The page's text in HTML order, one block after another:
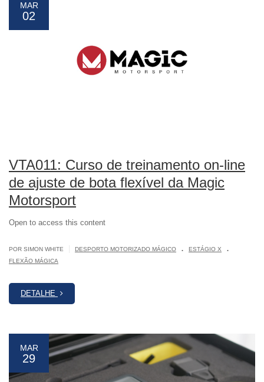
MAR
02
VTA011: Curso de treinamento on-line
de ajuste de bota flexível da Magic
Motorsport
Open to access this content
POR SIMON WHITE DESPORTO MOTORIZADO MÁGICO . ESTÁGIO X .
FLEXÃO MÁGICA
DETALHE
MAR
29